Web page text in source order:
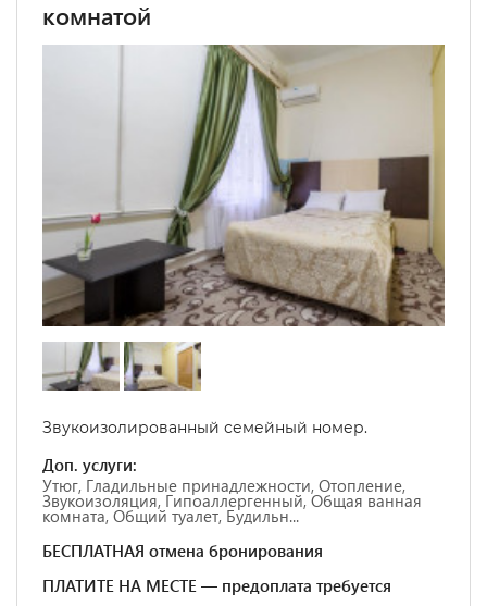
комнатой
Звукоизолированный семейный номер.
Доп. услуги:
Утюг, Гладильные принадлежности, Отопление,
Звукоизоляция, Гипоаллергенный, Общая ванная
комната, Общий туалет, Будильн...
БЕСПЛАТНАЯ отмена бронирования
ПЛАТИТЕ НА МЕСТЕ — предоплата требуется